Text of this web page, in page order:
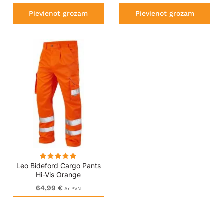
Pievienot grozam Pievienot grozam
Leo Bideford Cargo Pants
Hi-Vis Orange
64,99 € Ar PVN